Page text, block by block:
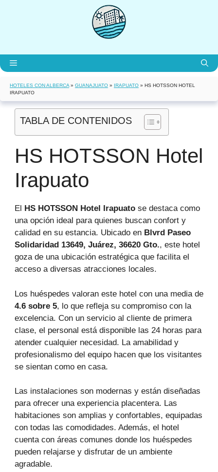
Menú
HOTELES CON ALBERCA » GUANAJUATO » IRAPUATO » HS HOTSSON HOTEL
IRAPUATO
TABLA DE CONTENIDOS
HS HOTSSON Hotel
Irapuato
El HS HOTSSON Hotel Irapuato se destaca como
una opción ideal para quienes buscan confort y
calidad en su estancia. Ubicado en Blvrd Paseo
Solidaridad 13649, Juárez, 36620 Gto., este hotel
goza de una ubicación estratégica que facilita el
acceso a diversas atracciones locales.
Los huéspedes valoran este hotel con una media de
4.6 sobre 5, lo que refleja su compromiso con la
excelencia. Con un servicio al cliente de primera
clase, el personal está disponible las 24 horas para
atender cualquier necesidad. La amabilidad y
profesionalismo del equipo hacen que los visitantes
se sientan como en casa.
Las instalaciones son modernas y están diseñadas
para ofrecer una experiencia placentera. Las
habitaciones son amplias y confortables, equipadas
con todas las comodidades. Además, el hotel
cuenta con áreas comunes donde los huéspedes
pueden relajarse y disfrutar de un ambiente
agradable.